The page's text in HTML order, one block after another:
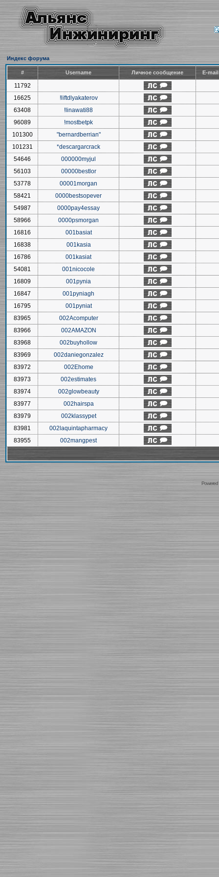
Индекс форума
# Username Личное сообщение E-
11792
16625
!liftdlyakaterov
63408
!linawati88
96089
!mostbetpk
101300
"bernardberrian"
101231
*descargarcrack
54646
000000myjul
56103
00000bestlor
53778
00001morgan
58421
0000bestsopever
54987
0000pay4essay
58966
0000psmorgan
16816
001basiat
16838
001kasia
16786
001kasiat
54081
001nicocole
16809
001pynia
16847
001pyniagh
16795
001pyniat
83965
002Acomputer
83966
002AMAZON
83968
002buyhollow
83969
002daniegonzalez
83972
002Ehome
83973
002estimates
83974
002glowbeauty
83977
002hairspa
83979
002klassypet
83981
002laquintapharmacy
83955
002mangpest